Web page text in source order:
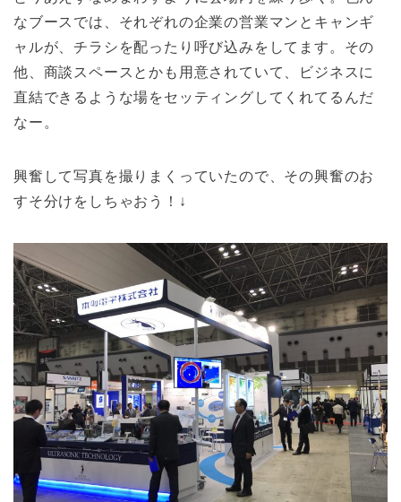
なブースでは、それぞれの企業の営業マンとキャンギ
ャルが、チラシを配ったり呼び込みをしてます。その
他、商談スペースとかも用意されていて、ビジネスに
直結できるような場をセッティングしてくれてるんだ
なー。
興奮して写真を撮りまくっていたので、その興奮のお
すそ分けをしちゃおう！↓